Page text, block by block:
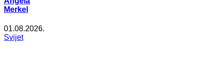
Merkel
01.08.2026.
Svijet